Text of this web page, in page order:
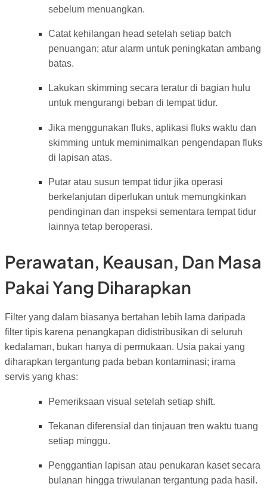
sebelum menuangkan.
Catat kehilangan head setelah setiap batch
penuangan; atur alarm untuk peningkatan ambang
batas.
Lakukan skimming secara teratur di bagian hulu
untuk mengurangi beban di tempat tidur.
Jika menggunakan fluks, aplikasi fluks waktu dan
skimming untuk meminimalkan pengendapan fluks
di lapisan atas.
Putar atau susun tempat tidur jika operasi
berkelanjutan diperlukan untuk memungkinkan
pendinginan dan inspeksi sementara tempat tidur
lainnya tetap beroperasi.
Perawatan, Keausan, Dan Masa
Pakai Yang Diharapkan
Filter yang dalam biasanya bertahan lebih lama daripada
filter tipis karena penangkapan didistribusikan di seluruh
kedalaman, bukan hanya di permukaan. Usia pakai yang
diharapkan tergantung pada beban kontaminasi; irama
servis yang khas:
Pemeriksaan visual setelah setiap shift.
Tekanan diferensial dan tinjauan tren waktu tuang
setiap minggu.
Penggantian lapisan atau penukaran kaset secara
bulanan hingga triwulanan tergantung pada hasil.